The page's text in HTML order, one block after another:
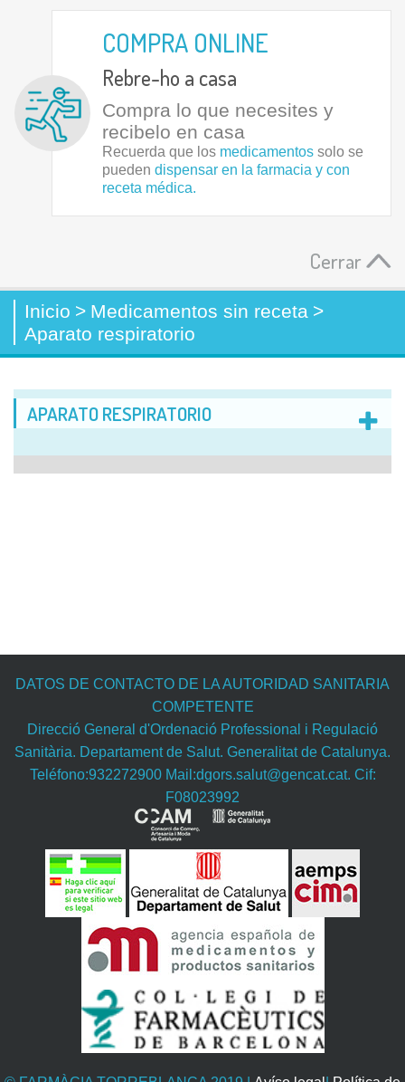
COMPRA ONLINE
Rebre-ho a casa
Compra lo que necesites y
recibelo en casa
Recuerda que los medicamentos solo se
pueden dispensar en la farmacia y con
receta médica.
Cerrar
Inicio > Medicamentos sin receta >
Aparato respiratorio
APARATO RESPIRATORIO
DATOS DE CONTACTO DE LA AUTORIDAD SANITARIA
COMPETENTE
Direcció General d'Ordenació Professional i Regulació
Sanitària. Departament de Salut. Generalitat de Catalunya.
Teléfono:932272900 Mail:dgors.salut@gencat.cat. Cif:
F08023992